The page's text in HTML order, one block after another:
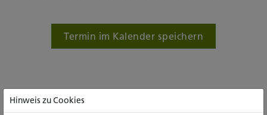
Termin im Kalender speichern
Hinweis zu Cookies